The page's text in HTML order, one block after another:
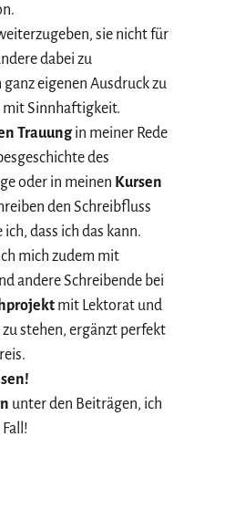
sie nicht für
dabei zu
eigenen Ausdruck zu
Sinnhaftigkeit.
Trauungin meiner Rede
des
oder in meinen Kursen
den Schreibfluss
dass ich das kann.
mich zudem mit
andere Schreibende bei
mit Lektorat und
stehen, ergänzt perfekt
unter den Beiträgen, ich